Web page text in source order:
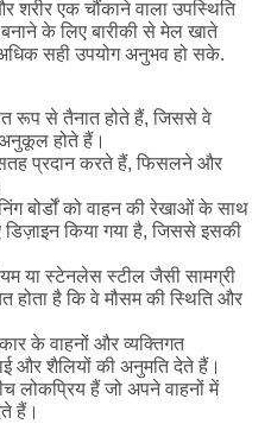
एक चौंकाने वाला उपस्थिति
के लिए बारीकी से मेल खाते
सही उपयोग अनुभव हो सके.
रूप से तैनात होते हैं, जिससे वे
होते हैं।
प्रदान करते हैं, फिसलने और
बोर्डों को वाहन की रेखाओं के साथ
किया गया है, जिससे इसकी
या स्टेनलेस स्टील जैसी सामग्री
होता है कि वे मौसम की स्थिति और
के वाहनों और व्यक्तिगत
और शैलियों की अनुमति देते हैं।
लोकप्रिय हैं जो अपने वाहनों में
हैं।